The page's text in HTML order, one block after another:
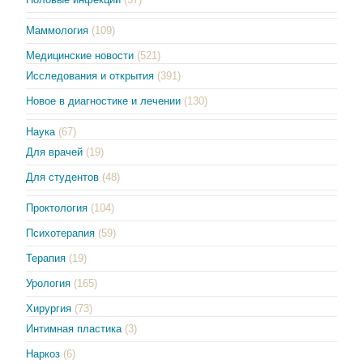
Маммология (109)
Медицинские новости (521)
Исследования и открытия (391)
Новое в диагностике и лечении (130)
Наука (67)
Для врачей (19)
Для студентов (48)
Проктология (104)
Психотерапия (59)
Терапия (19)
Урология (165)
Хирургия (73)
Интимная пластика (3)
Наркоз (6)